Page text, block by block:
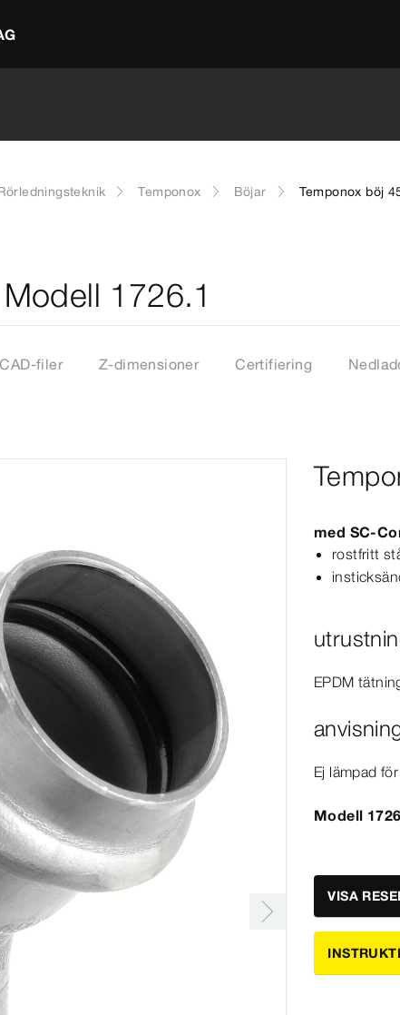
Temponox Böjar Temponox böj
1726.1
CAD-filer Z-dimensioner Certifiering
med
rostfritt
EPDM
Ej lämpad
Modell
VISA